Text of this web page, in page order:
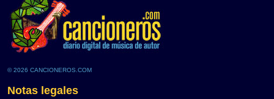
© 2026 CANCIONEROS.COM
Notas legales